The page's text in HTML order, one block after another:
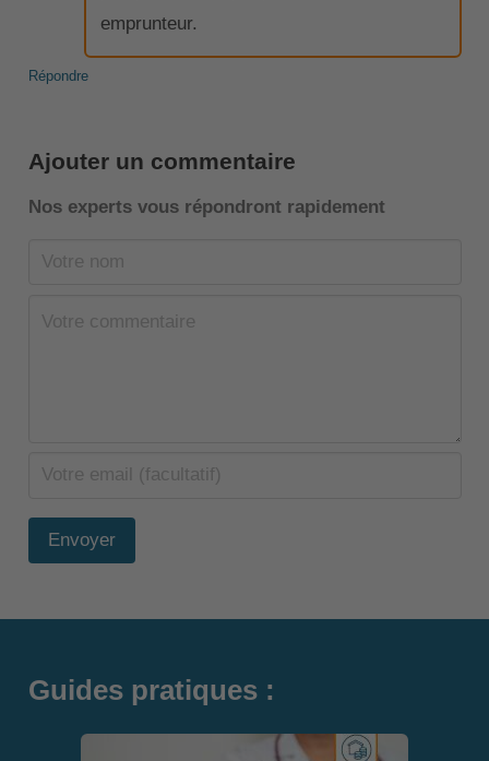
emprunteur.
Répondre
Ajouter un commentaire
Nos experts vous répondront rapidement
Envoyer
Guides pratiques :